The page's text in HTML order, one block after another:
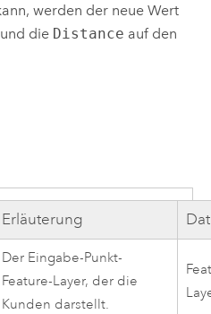
werden der neue Wert
die Distance auf den
Erläuterung
Der Eingabe-Punkt-
Feature-Layer, der die
Kunden darstellt.